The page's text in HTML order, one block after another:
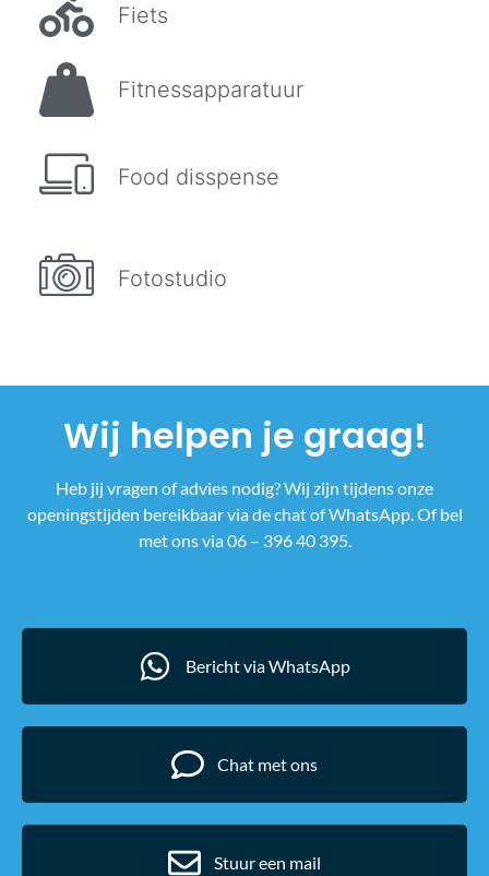
Fiets
Fitnessapparatuur
Food disspense
Fotostudio
Wij helpen je graag!
Heb jij vragen of advies nodig? Wij zijn tijdens onze
openingstijden bereikbaar via de chat of WhatsApp. Of bel
met ons via 06 – 396 40 395.
Bericht via WhatsApp
Chat met ons
Stuur een mail